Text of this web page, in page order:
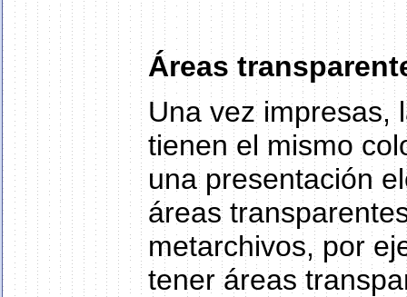
Áreas
Una vez impresas,
tienen el mismo
una presentación
áreas
metarchivos, por
tener áreas